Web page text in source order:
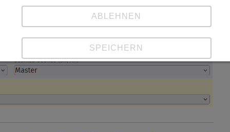
ABLEHNEN
SPEICHERN